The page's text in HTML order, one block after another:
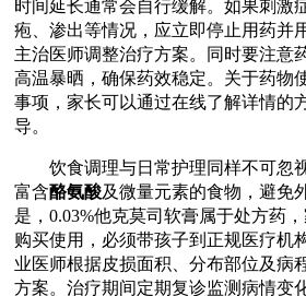
时间延长通常会自行缓解。如果刺激
疱、渗出等情况，应立即停止用药并
主治医师调整治疗方案。同时要注意
高温暴晒，确保药效稳定。关于药物
事项，家长可以通过在线了解详情的
导。
饮食调理与日常护理同样不可忽
富含酪氨酸及微量元素的食物，避免
是，0.03%他克莫司软膏属于处方药
购买使用，必须带孩子到正规医疗机
业医师根据皮损面积、分布部位及病
方案。治疗期间定期复诊监测病情变